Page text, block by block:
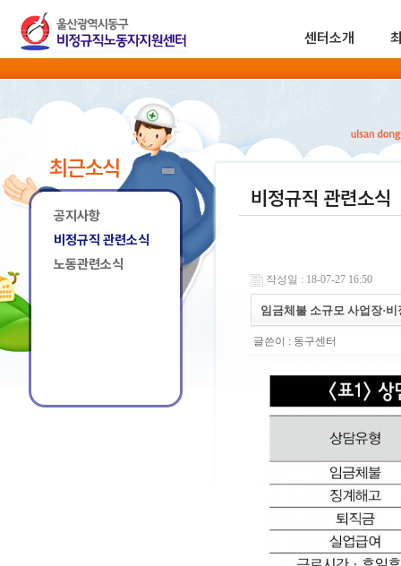
센터소개
최근소식
공지사항
비정규직 관련소식
노동관련소식
비정규직 관련소식
작성일 : 18-07-27 16:50
임금체불 소규모 사업장·
글쓴이 : 동구센터